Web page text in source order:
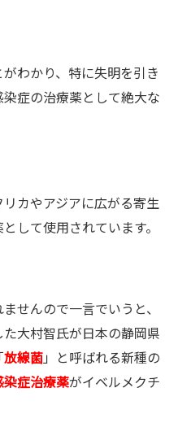
わかり、特に失明を引き
症の治療薬として絶大な
カやアジアに広がる寄生
して使用されています。
せんので一言でいうと、
大村智氏が日本の静岡県
放線菌 」と呼ばれる新種の
染症治療薬がイベルメクチ